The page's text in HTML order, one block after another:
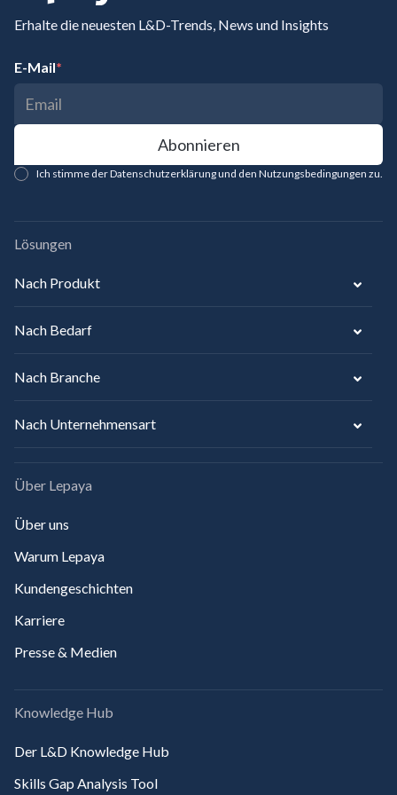
Erhalte die neuesten L&D-Trends, News und Insights
E-Mail*
Ich stimme der Datenschutzerklärung und den Nutzungsbedingungen zu.
Lösungen
Nach Produkt
Nach Bedarf
Nach Branche
Nach Unternehmensart
Über Lepaya
Über uns
Warum Lepaya
Kundengeschichten
Karriere
Presse & Medien
Knowledge Hub
Der L&D Knowledge Hub
Skills Gap Analysis Tool